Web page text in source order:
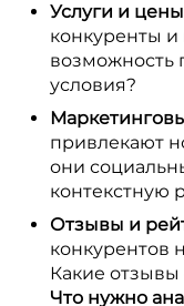
Услуги и
конкуренты и
возможность
условия?
привлекают
они
контекстную
Отзывы и
конкурентов
Какие отзывы
Что нужно